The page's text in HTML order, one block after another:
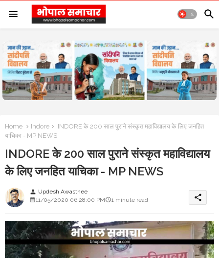
Home Indore
INDORE के 200 साल पुराने संस्कृत महाविद्यालय के लिए जनहित
याचिका - MP NEWS
INDORE के 200 साल पुराने संस्कृत महाविद्यालय
के लिए जनहित याचिका - MP NEWS
person Updesh Awasthee
11/05/2020 06:28:00 PM
1 minute read share